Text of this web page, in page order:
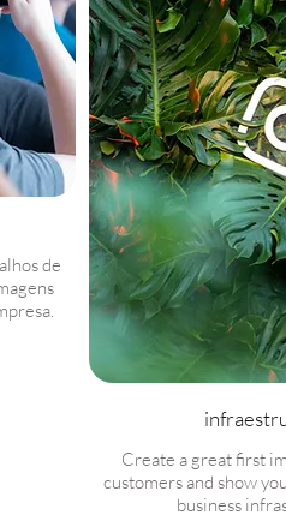
de
Create a great first
customers and show
business